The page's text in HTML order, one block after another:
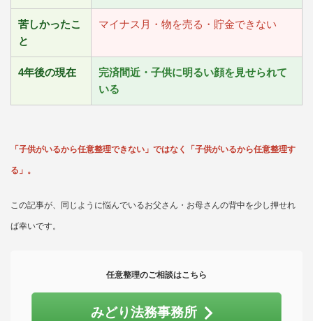
苦しかったこ
と
マイナス月・物を売る・貯金できない
4年後の現在
完済間近・子供に明るい顔を見せられて
いる
「子供がいるから任意整理できない」ではなく「子供がいるから任意整理す
る」。
この記事が、同じように悩んでいるお父さん・お母さんの背中を少し押せれ
ば幸いです。
任意整理のご相談はこちら
みどり法務事務所